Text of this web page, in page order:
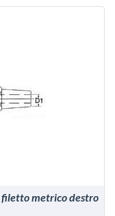
metrico destro